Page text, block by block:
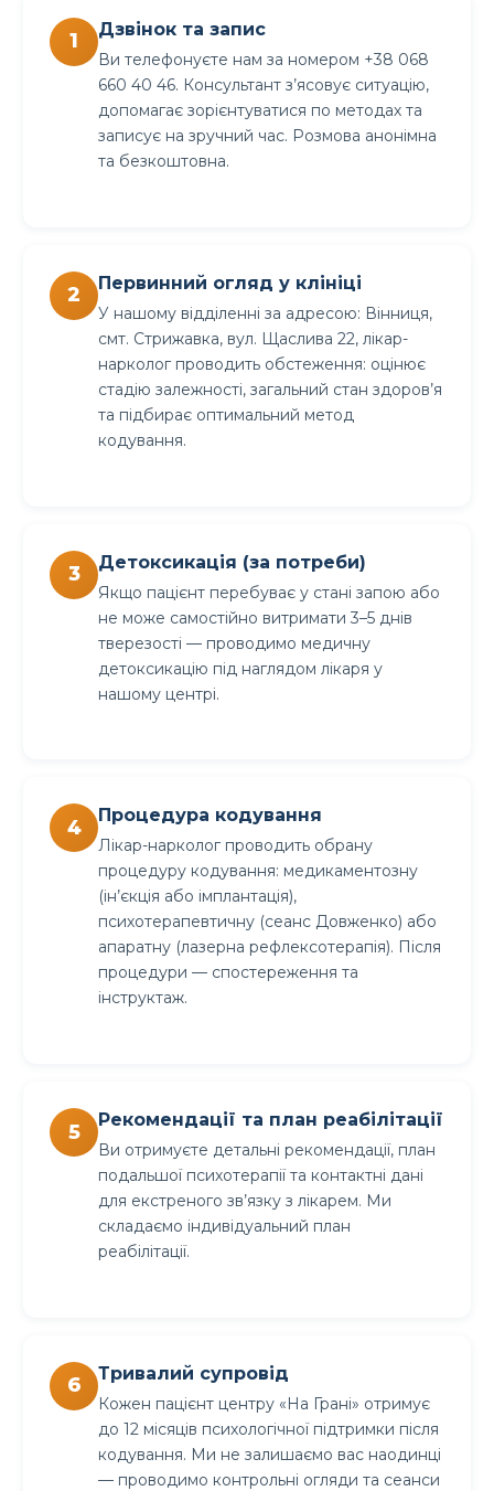
Дзвінок та запис
Ви телефонуєте нам за номером +38 068
660 40 46. Консультант з’ясовує ситуацію,
допомагає зорієнтуватися по методах та
записує на зручний час. Розмова анонімна
та безкоштовна.
Первинний огляд у клініці
У нашому відділенні за адресою: Вінниця,
смт. Стрижавка, вул. Щаслива 22, лікар-
нарколог проводить обстеження: оцінює
стадію залежності, загальний стан здоров’я
та підбирає оптимальний метод
кодування.
Детоксикація (за потреби)
Якщо пацієнт перебуває у стані запою або
не може самостійно витримати 3–5 днів
тверезості — проводимо медичну
детоксикацію під наглядом лікаря у
нашому центрі.
Процедура кодування
Лікар-нарколог проводить обрану
процедуру кодування: медикаментозну
(ін’єкція або імплантація),
психотерапевтичну (сеанс Довженко) або
апаратну (лазерна рефлексотерапія). Після
процедури — спостереження та
інструктаж.
Рекомендації та план реабілітації
Ви отримуєте детальні рекомендації, план
подальшої психотерапії та контактні дані
для екстреного зв’язку з лікарем. Ми
складаємо індивідуальний план
реабілітації.
Тривалий супровід
Кожен пацієнт центру «На Грані» отримує
до 12 місяців психологічної підтримки після
кодування. Ми не залишаємо вас наодинці
— проводимо контрольні огляди та сеанси